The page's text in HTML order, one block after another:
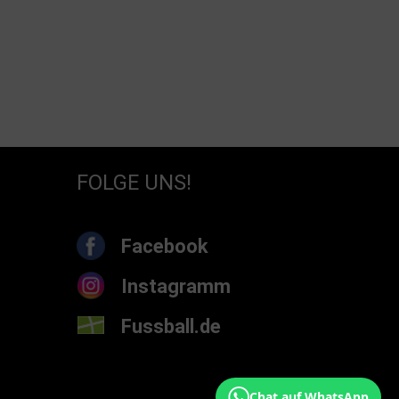
FOLGE UNS!
Facebook
Instagramm
Fussball.de